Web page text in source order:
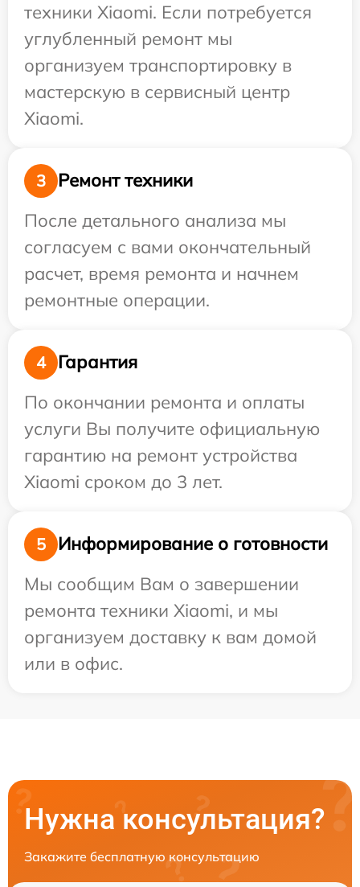
техники Xiaomi. Если потребуется
углубленный ремонт мы
организуем транспортировку в
мастерскую в сервисный центр
Xiaomi.
3
Ремонт техники
После детального анализа мы
согласуем с вами окончательный
расчет, время ремонта и начнем
ремонтные операции.
4
Гарантия
По окончании ремонта и оплаты
услуги Вы получите официальную
гарантию на ремонт устройства
Xiaomi сроком до 3 лет.
5
Информирование о готовности
Мы сообщим Вам о завершении
ремонта техники Xiaomi, и мы
организуем доставку к вам домой
или в офис.
Нужна консультация?
Закажите бесплатную консультацию